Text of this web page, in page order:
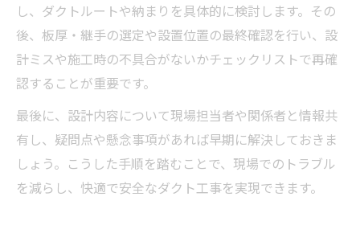
し、ダクトルートや納まりを具体的に検討します。その
後、板厚・継手の選定や設置位置の最終確認を行い、設
計ミスや施工時の不具合がないかチェックリストで再確
認することが重要です。
最後に、設計内容について現場担当者や関係者と情報共
有し、疑問点や懸念事項があれば早期に解決しておきま
しょう。こうした手順を踏むことで、現場でのトラブル
を減らし、快適で安全なダクト工事を実現できます。